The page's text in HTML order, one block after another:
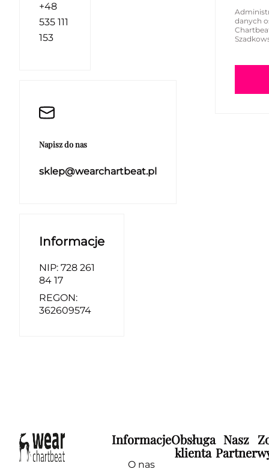
+48
535 111
153
Napisz do nas
sklep@wearchartbeat.pl
Informacje
NIP: 728 261
84 17
REGON:
362609574
danych
Informacje
O nas
Obsługa
klienta
Nasz
Partner